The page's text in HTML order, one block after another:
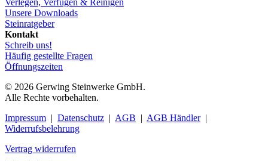
Unsere Downloads
Steinratgeber
Kontakt
Schreib uns!
Häufig gestellte Fragen
Öffnungszeiten
© 2026 Gerwing Steinwerke GmbH.
Alle Rechte vorbehalten.
Impressum | Datenschutz | AGB | AGB Händler|
Widerrufsbelehrung
Vertrag widerrufen